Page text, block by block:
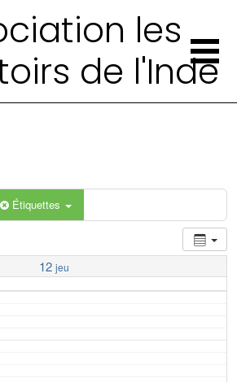
les
de l'Inde
Étiquettes
12 jeu